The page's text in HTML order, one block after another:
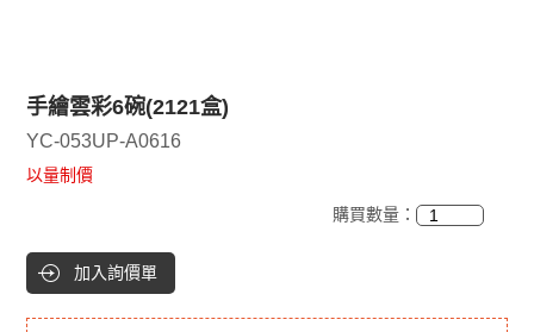
手繪雲彩6碗(2121盒)
YC-053UP-A0616
以量制價
購買數量：
加入詢價單